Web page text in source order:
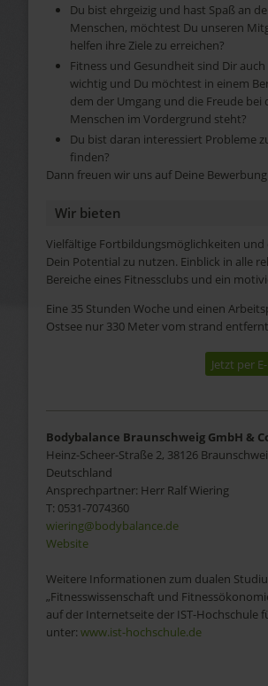
Du bist ehrgeizig und hast Spaß an
Menschen, möchtest Du unseren
helfen ihre Ziele zu erreichen?
Fitness und Gesundheit sind Dir
wichtig und Du möchtest in einem
dem der Umgang und die Freude bei
Menschen im Vordergrund steht?
Du bist daran interessiert Probleme
finden?
Dann freuen wir uns auf Deine Bewerbung
Wir bieten
Vielfältige Fortbildungsmöglichkeiten und
Dein Potential zu nutzen. Einblick in alle
Bereiche eines Fitnessclubs und ein
Eine 35 Stunden Woche und einen
Ostsee nur 330 Meter vom strand entfernt
Jetzt per
Bodybalance Braunschweig GmbH &
Heinz-Scheer-Straße 2, 38126
Deutschland
Ansprechpartner: Herr RalfWiering
T: 0531-7074360
wiering@bodybalance.de
Website
Weitere Informationen zum dualen
„Fitnesswissenschaft und
auf der Internetseite der IST-Hochschule
unter: www.ist-hochschule.de